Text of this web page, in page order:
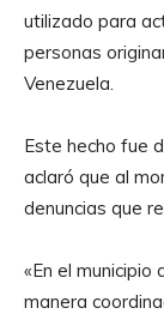
utilizado para
personas
Venezuela.
Este hecho fue
aclaró que al
denuncias que
«En el
manera